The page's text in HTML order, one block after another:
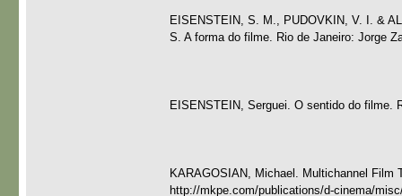
EISENSTEIN, S. M., PUDOVKIN, V. I. &
S. A forma do filme. Rio de Janeiro: Jorge
EISENSTEIN, Serguei. O sentido do filme.
KARAGOSIAN, Michael. Multichannel Film
http://mkpe.com/publications/d-cinema/